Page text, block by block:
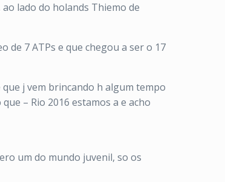
lado do holands Thiemo de
de 7 ATPs e que chegou a ser o 17
j vem brincando h algum tempo
– Rio 2016 estamos a e acho
um do mundo juvenil, so os